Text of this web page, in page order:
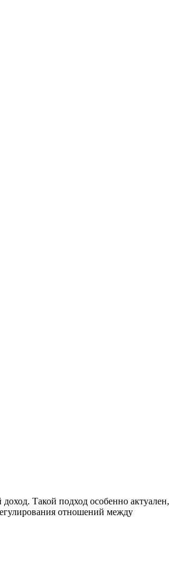
Такой подход особенно актуален,
отношений между